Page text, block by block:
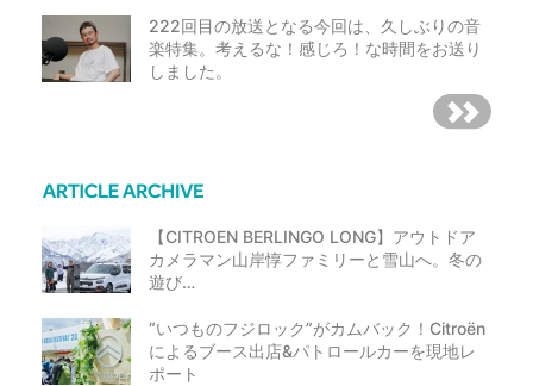
222回目の放送となる今回は、久しぶりの音
楽特集。考えるな！感じろ！な時間をお送り
しました。
【CITROEN BERLINGO LONG】アウトドア
カメラマン山岸惇ファミリーと雪山へ。冬の
遊び…
“いつものフジロック”がカムバック！Citroën
によるブース出店&パトロールカーを現地レ
ポート